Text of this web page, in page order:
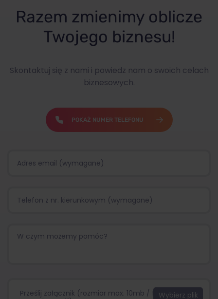
Razem zmienimy oblicze
Twojego biznesu!
Skontaktuj się z nami i powiedz nam o swoich celach
biznesowych.
POKAŻ NUMER TELEFONU
Prześlij załącznik (rozmiar max. 10mb / format:.jpg,